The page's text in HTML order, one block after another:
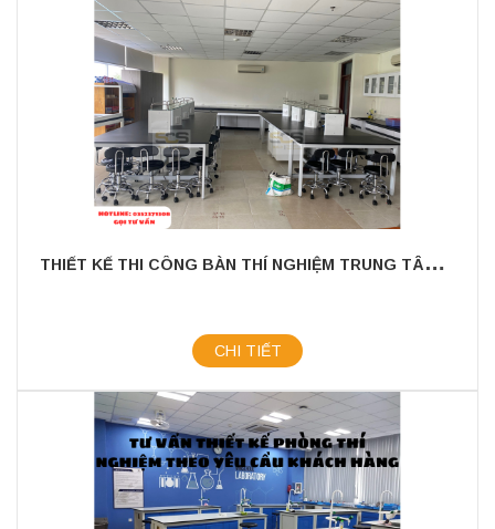
T
HIẾT KẾ THI CÔNG BÀN THÍ NGHIỆM TRUNG TÂM TRƯỜNG QUỐC TẾ CANADA
CHI TIẾT